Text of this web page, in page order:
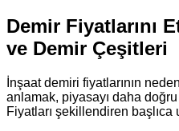
Demir Fiyatlarını
ve Demir Çeşitleri
İnşaat demiri fiyatlarının
anlamak, piyasayı daha doğru
Fiyatları şekillendiren başlıca